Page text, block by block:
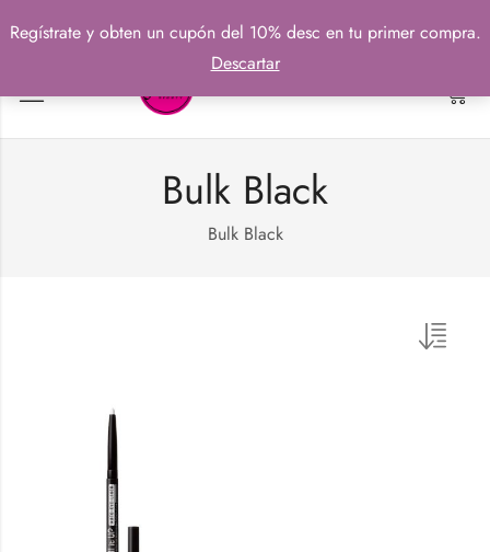
Bulk Black
Bulk Black
Regístrate y obten un cupón del 10% desc en tu primer compra.
Descartar